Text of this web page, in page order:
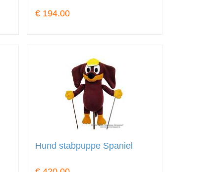
€ 194.00
Hund stabpuppe Spaniel